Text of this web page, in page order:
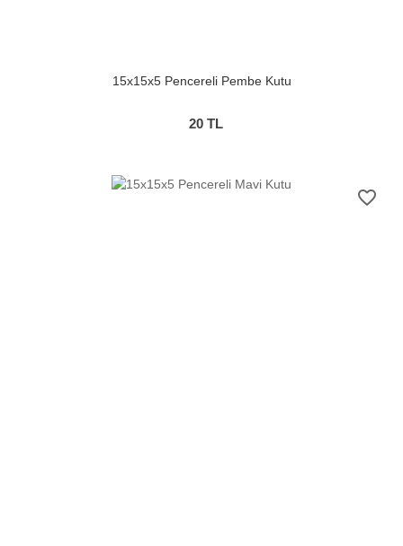
15x15x5 Pencereli Pembe Kutu
20 TL
favorite_border